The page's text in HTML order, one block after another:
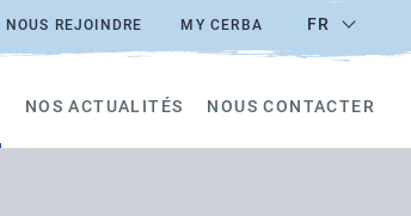
NOUS REJOINDRE MY CERBA FR
NOS ACTUALITÉS NOUS CONTACTER